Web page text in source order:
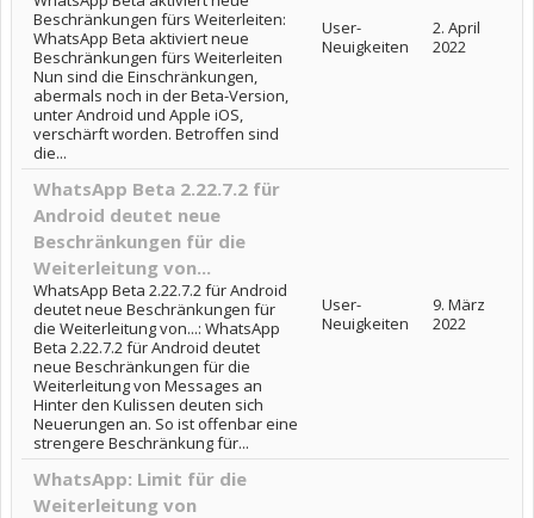
Beschränkungen fürs Weiterleiten:
WhatsApp Beta aktiviert neue
Beschränkungen fürs Weiterleiten
Nun sind die Einschränkungen,
abermals noch in der Beta-Version,
unter Android und Apple iOS,
verschärft worden. Betroffen sind
die...
User-
Neuigkeiten
2. April
2022
WhatsApp Beta 2.22.7.2 für
Android deutet neue
Beschränkungen für die
Weiterleitung von...
WhatsApp Beta 2.22.7.2 für Android
deutet neue Beschränkungen für
die Weiterleitung von...: WhatsApp
Beta 2.22.7.2 für Android deutet
neue Beschränkungen für die
Weiterleitung von Messages an
Hinter den Kulissen deuten sich
Neuerungen an. So ist offenbar eine
strengere Beschränkung für...
User-
Neuigkeiten
9. März
2022
WhatsApp: Limit für die
Weiterleitung von